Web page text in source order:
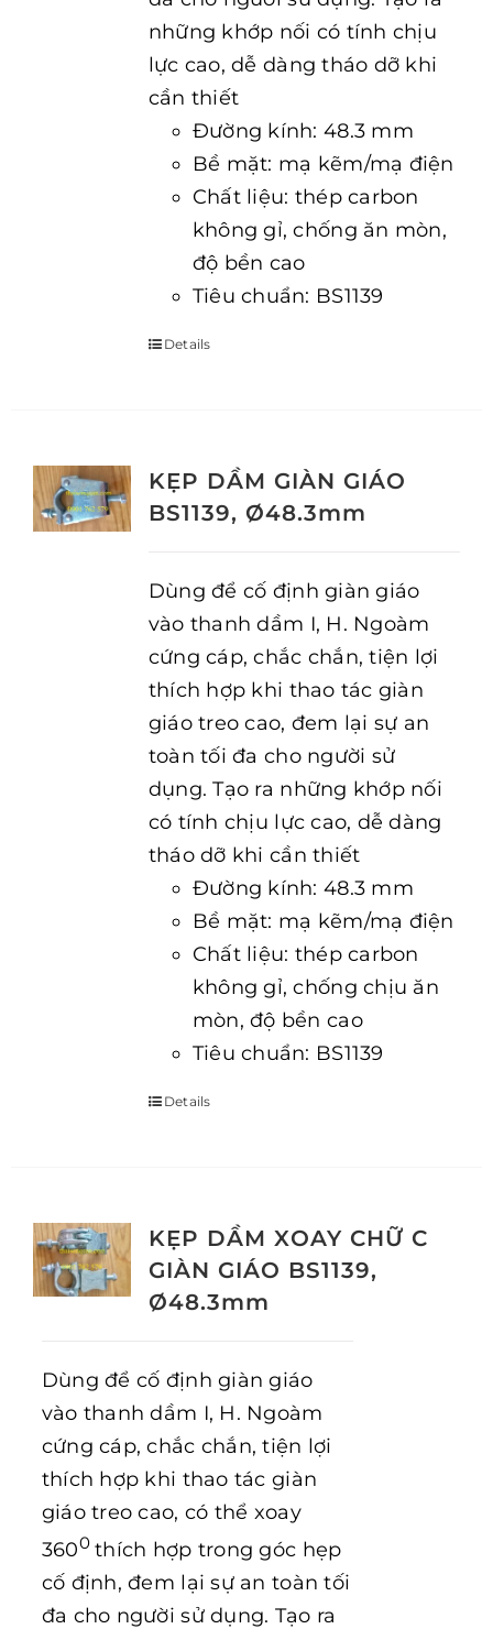
những khớp nối có tính chịu
lực cao, dễ dàng tháo dỡ khi
cần thiết
Đường kính: 48.3 mm
Bề mặt: mạ kẽm/mạ điện
Chất liệu: thép carbon
không gỉ, chống ăn mòn,
độ bền cao
Tiêu chuẩn: BS1139
Details
KẸP DẦM GIÀN GIÁO
BS1139, Ø48.3mm
Dùng để cố định giàn giáo
vào thanh dầm I, H. Ngoàm
cứng cáp, chắc chắn, tiện lợi
thích hợp khi thao tác giàn
giáo treo cao, đem lại sự an
toàn tối đa cho người sử
dụng. Tạo ra những khớp nối
có tính chịu lực cao, dễ dàng
tháo dỡ khi cần thiết
Đường kính: 48.3 mm
Bề mặt: mạ kẽm/mạ điện
Chất liệu: thép carbon
không gỉ, chống chịu ăn
mòn, độ bền cao
Tiêu chuẩn: BS1139
Details
KẸP DẦM XOAY CHỮ C
GIÀN GIÁO BS1139,
Ø48.3mm
Dùng để cố định giàn giáo
vào thanh dầm I, H. Ngoàm
cứng cáp, chắc chắn, tiện lợi
thích hợp khi thao tác giàn
giáo treo cao, có thể xoay
3600thích hợp trong góc hẹp
cố định, đem lại sự an toàn tối
đa cho người sử dụng. Tạo ra